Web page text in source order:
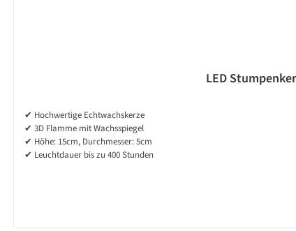
LED
✔ Hochwertige Echtwachskerze
✔ 3D Flamme mit Wachsspiegel
✔ Höhe: 15cm, Durchmesser: 5cm
✔ Leuchtdauer bis zu 400 Stunden